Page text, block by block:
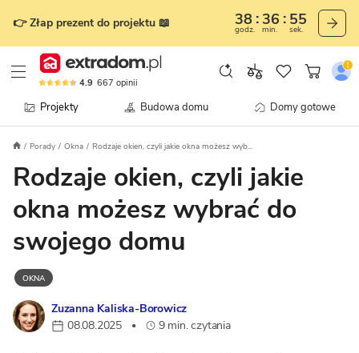
👉 Złap prezent do projektu 📖 38
godz.
36
min.
54
sek.
4.9 667 opinii
Projekty Budowa domu Domy gotowe
Porady Okna Rodzaje okien, czyli jakie okna możesz wyb...
Rodzaje okien, czyli jakie
okna możesz wybrać do
swojego domu
OKNA
Zuzanna Kaliska-Borowicz
08.08.2025
• 9 min. czytania